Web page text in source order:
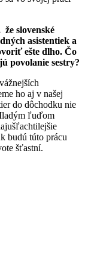
slovenské
asistentiek a
ešte dlho. Čo
povolanie sestry?
ho aj v našej
do dôchodku nie
ľuďom
budú túto prácu
šťastní.